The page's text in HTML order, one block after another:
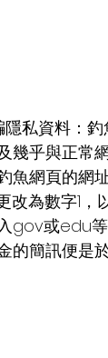
私資料：
幾乎與正常
魚網頁的網
改為數字1
gov或edu
的簡訊便是